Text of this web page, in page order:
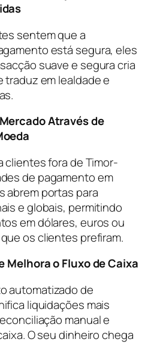
sentem que a
está segura, eles
suave e segura cria
traduz em lealdade e
Através de
clientes fora de Timor-
de pagamento em
abrem portas para
e globais, permitindo
em dólares, euros ou
os clientes prefiram.
Melhora o Fluxo de Caixa
automatizado de
liquidações mais
manual e
O seu dinheiro chega